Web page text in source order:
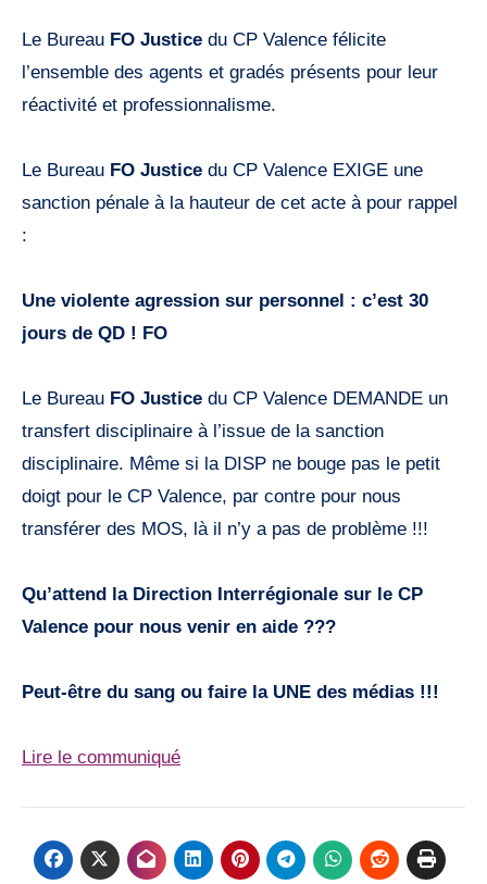
Le Bureau FO Justice du CP Valence félicite
l’ensemble des agents et gradés présents pour leur
réactivité et professionnalisme.
Le Bureau FO Justice du CP Valence EXIGE une
sanction pénale à la hauteur de cet acte à pour rappel
:
Une violente agression sur personnel : c’est 30
jours de QD ! FO
Le Bureau FO Justice du CP Valence DEMANDE un
transfert disciplinaire à l’issue de la sanction
disciplinaire. Même si la DISP ne bouge pas le petit
doigt pour le CP Valence, par contre pour nous
transférer des MOS, là il n’y a pas de problème !!!
Qu’attend la Direction Interrégionale sur le CP
Valence pour nous venir en aide ???
Peut-être du sang ou faire la UNE des médias !!!
Lire le communiqué